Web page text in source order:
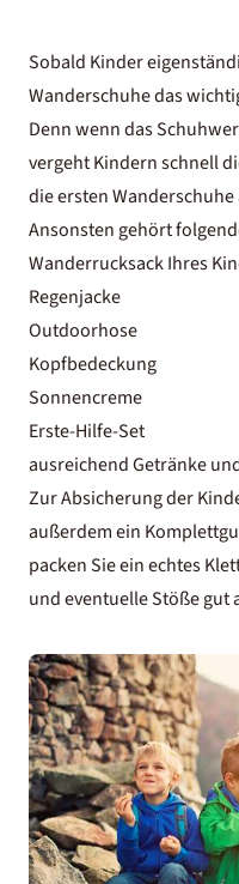
Sobald Kinder
Wanderschuhe das
Denn wenn das
vergeht Kindern schnell
die ersten
Ansonsten gehört
Wanderrucksack Ihres
Regenjacke
Outdoorhose
Kopfbedeckung
Sonnencreme
Erste-Hilfe-Set
ausreichend Getränke
Zur Absicherung der
außerdem ein
packen Sie ein echtes
und eventuelle Stöße gut